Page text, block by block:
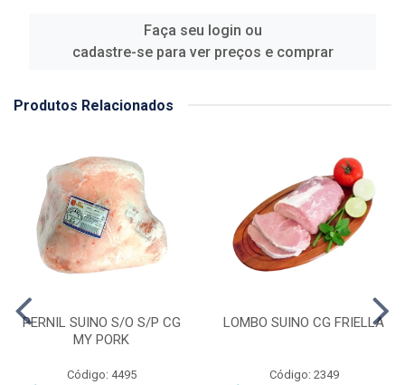
Faça seu login ou
cadastre-se para ver preços e comprar
Produtos Relacionados
PERNIL SUINO S/O S/P CG
MY PORK
Código: 4495
LOMBO SUINO CG FRIELLA
Código: 2349